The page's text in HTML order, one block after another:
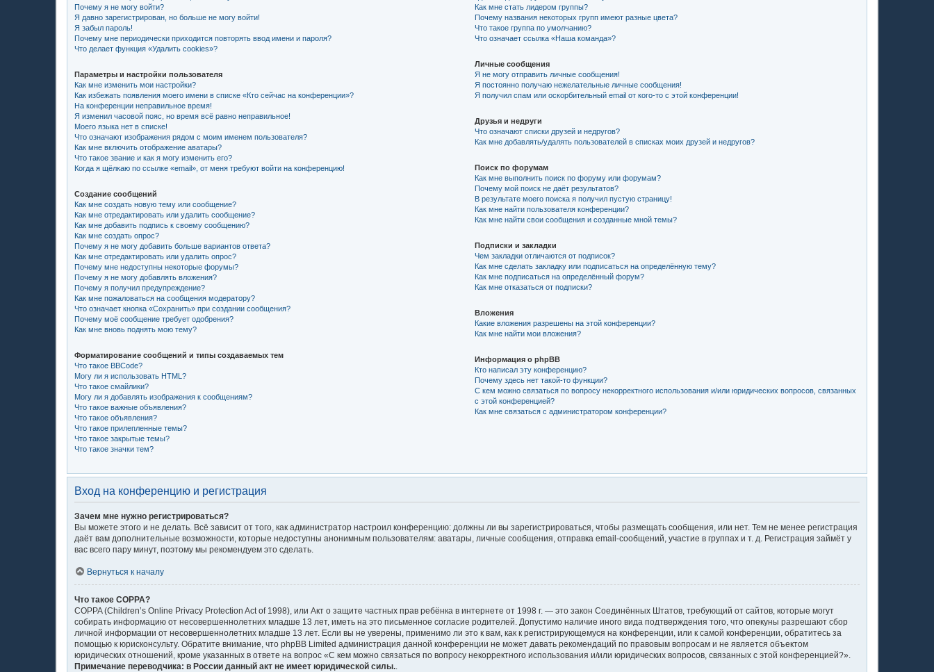
Почему я не могу войти?
Я давно зарегистрирован, но больше не могу войти!
Я забыл пароль!
Почему мне периодически приходится повторять ввод имени и пароля?
Что делает функция «Удалить cookies»?
Параметры и настройки пользователя
Как мне изменить мои настройки?
Как избежать появления моего имени в списке «Кто сейчас на конференции»?
На конференции неправильное время!
Я изменил часовой пояс, но время всё равно неправильное!
Моего языка нет в списке!
Что означают изображения рядом с моим именем пользователя?
Как мне включить отображение аватары?
Что такое звание и как я могу изменить его?
Когда я щёлкаю по ссылке «email», от меня требуют войти на конференцию!
Создание сообщений
Как мне создать новую тему или сообщение?
Как мне отредактировать или удалить сообщение?
Как мне добавить подпись к своему сообщению?
Как мне создать опрос?
Почему я не могу добавить больше вариантов ответа?
Как мне отредактировать или удалить опрос?
Почему мне недоступны некоторые форумы?
Почему я не могу добавлять вложения?
Почему я получил предупреждение?
Как мне пожаловаться на сообщения модератору?
Что означает кнопка «Сохранить» при создании сообщения?
Почему моё сообщение требует одобрения?
Как мне вновь поднять мою тему?
Форматирование сообщений и типы создаваемых тем
Что такое BBCode?
Могу ли я использовать HTML?
Что такое смайлики?
Могу ли я добавлять изображения к сообщениям?
Что такое важные объявления?
Что такое объявления?
Что такое прилепленные темы?
Что такое закрытые темы?
Что такое значки тем?
Как мне стать лидером группы?
Почему названия некоторых групп имеют разные цвета?
Что такое группа по умолчанию?
Что означает ссылка «Наша команда»?
Личные сообщения
Я не могу отправить личные сообщения!
Я постоянно получаю нежелательные личные сообщения!
Я получил спам или оскорбительный email от кого-то с этой конференции!
Друзья и недруги
Что означают списки друзей и недругов?
Как мне добавлять/удалять пользователей в списках моих друзей и недругов?
Поиск по форумам
Как мне выполнить поиск по форуму или форумам?
Почему мой поиск не даёт результатов?
В результате моего поиска я получил пустую страницу!
Как мне найти пользователя конференции?
Как мне найти свои сообщения и созданные мной темы?
Подписки и закладки
Чем закладки отличаются от подписок?
Как мне сделать закладку или подписаться на определённую тему?
Как мне подписаться на определённый форум?
Как мне отказаться от подписки?
Вложения
Какие вложения разрешены на этой конференции?
Как мне найти мои вложения?
Информация о phpBB
Кто написал эту конференцию?
Почему здесь нет такой-то функции?
С кем можно связаться по вопросу некорректного использования и/или юридических вопросов, связанных
с этой конференцией?
Как мне связаться с администратором конференции?
Вход на конференцию и регистрация
Зачем мне нужно регистрироваться?
Вы можете этого и не делать. Всё зависит от того, как администратор настроил конференцию: должны ли вы зарегистрироваться, чтобы размещать сообщения, или нет. Тем не менее регистрация
даёт вам дополнительные возможности, которые недоступны анонимным пользователям: аватары, личные сообщения, отправка email-сообщений, участие в группах и т. д. Регистрация займёт у
вас всего пару минут, поэтому мы рекомендуем это сделать.
Вернуться к началу
Что такое COPPA?
COPPA (Children’s Online Privacy Protection Act of 1998), или Акт о защите частных прав ребёнка в интернете от 1998 г. — это закон Соединённых Штатов, требующий от сайтов, которые могут
собирать информацию от несовершеннолетних младше 13 лет, иметь на это письменное согласие родителей. Допустимо наличие иного вида подтверждения того, что опекуны разрешают сбор
личной информации от несовершеннолетних младше 13 лет. Если вы не уверены, применимо ли это к вам, как к регистрирующемуся на конференции, или к самой конференции, обратитесь за
помощью к юрисконсульту. Обратите внимание, что phpBB Limited администрация данной конференции не может давать рекомендаций по правовым вопросам и не является объектом
юридических отношений, кроме указанных в ответе на вопрос «С кем можно связаться по вопросу некорректного использования и/или юридических вопросов, связанных с этой конференцией?».
Примечание переводчика: в России данный акт не имеет юридической силы.